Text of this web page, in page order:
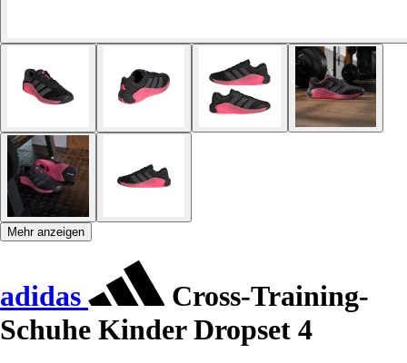
Mehr anzeigen
adidas
Cross-Training-
Schuhe Kinder Dropset 4